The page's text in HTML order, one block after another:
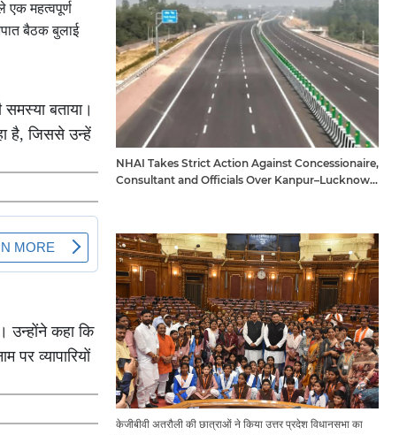
महत्वपूर्ण
बैठक बुलाई
बताया।
है, जिससे उन्हें
उन्होंने कहा कि
व्यापारियों
NHAI Takes Strict Action Against Concessionaire,
Consultant and Officials Over Kanpur–Lucknow
केजीबीवी अतरौली की छात्राओं ने किया उत्तर प्रदेश विधानसभा का